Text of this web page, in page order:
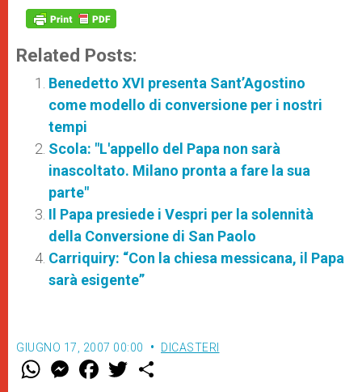
Related Posts:
Benedetto XVI presenta Sant’Agostino
come modello di conversione per i nostri
tempi
Scola: "L'appello del Papa non sarà
inascoltato. Milano pronta a fare la sua
parte"
Il Papa presiede i Vespri per la solennità
della Conversione di San Paolo
Carriquiry: “Con la chiesa messicana, il Papa
sarà esigente”
GIUGNO 17, 2007 00:00 DICASTERI
W M
e
F
a w